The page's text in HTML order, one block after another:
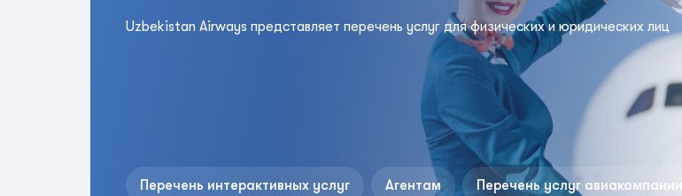
Uzbekistan Airways представляет перечень услуг для физических и юридических лиц
Перечень интерактивных услуг Агентам Перечень услуг авиакомпании